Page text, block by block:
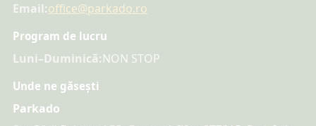
Email:office@parkado.ro
Program de lucru
Luni–Duminică:NON STOP
Unde ne găsești
Parkado